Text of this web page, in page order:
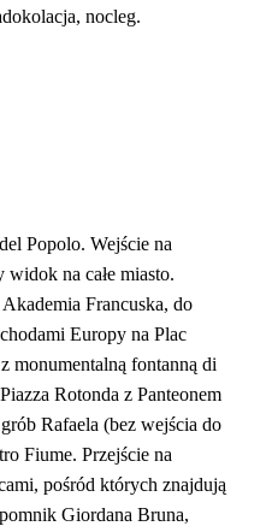
nocleg.
Popolo. Wejście na
na całe miasto.
Francuska, do
Europy na Plac
monumentalną fontanną di
Rotonda z Panteonem
Rafaela (bez wejścia do
Fiume. Przejście na
pośród których znajdują
Giordana Bruna,